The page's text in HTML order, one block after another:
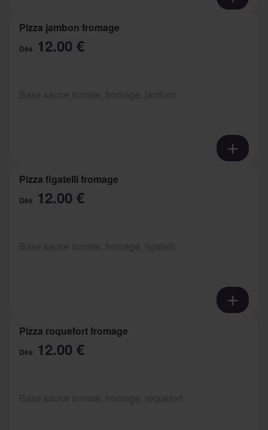
Pizza jambon fromage
Dès 12.00 €
Pizza figatelli fromage
Dès 12.00 €
Pizza roquefort fromage
Dès 12.00 €